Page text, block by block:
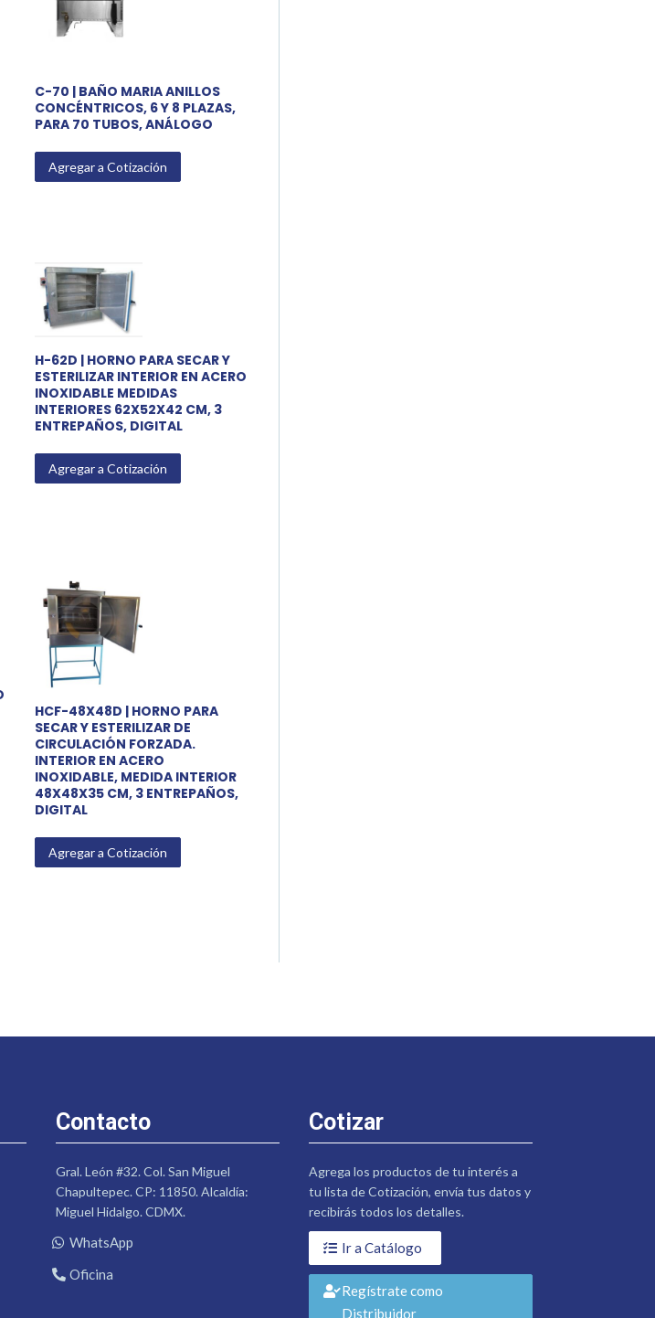
C-70 | BAÑO MARIA ANILLOS
CONCÉNTRICOS, 6 Y 8 PLAZAS,
PARA 70 TUBOS, ANÁLOGO
Agregar a Cotización
H-62D | HORNO PARA SECAR Y
ESTERILIZAR INTERIOR EN ACERO
INOXIDABLE MEDIDAS
INTERIORES 62X52X42 CM, 3
ENTREPAÑOS, DIGITAL
Agregar a Cotización
HCF-48X48D | HORNO PARA
SECAR Y ESTERILIZAR DE
CIRCULACIÓN FORZADA.
INTERIOR EN ACERO
INOXIDABLE, MEDIDA INTERIOR
48X48X35 CM, 3 ENTREPAÑOS,
DIGITAL
Agregar a Cotización
Contacto
Gral. León #32. Col. San Miguel
Chapultepec. CP: 11850. Alcaldía:
Miguel Hidalgo. CDMX.
WhatsApp
Oficina
Cotizar
Agrega los productos de tu interés a
tu lista de Cotización, envía tus datos y
recibirás todos los detalles.
Ir a Catálogo
Regístrate como
Distribuidor